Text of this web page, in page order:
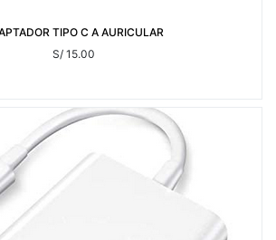
TIPO C A AURICULAR
S/ 15.00